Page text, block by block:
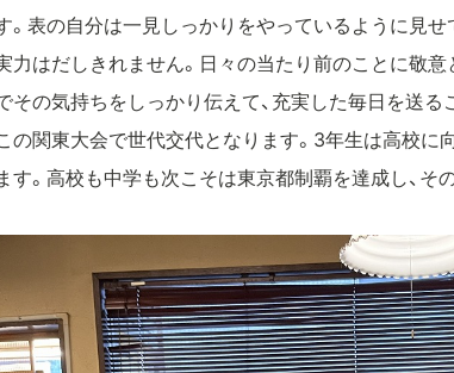
。表の自分は一見しっかりをやっているように見せ
力はだしきれません。日々の当たり前のことに敬
その気持ちをしっかり伝えて、充実した毎日を送る
の関東大会で世代交代となります。3年生は高校に
す。高校も中学も次こそは東京都制覇を達成し、そ